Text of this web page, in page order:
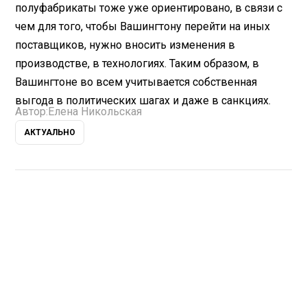
полуфабрикаты тоже уже ориентировано, в связи с
чем для того, чтобы Вашингтону перейти на иных
поставщиков, нужно вносить изменения в
производстве, в технологиях. Таким образом, в
Вашингтоне во всем учитывается собственная
выгода в политических шагах и даже в санкциях.
Автор: Елена Никольская
АКТУАЛЬНО